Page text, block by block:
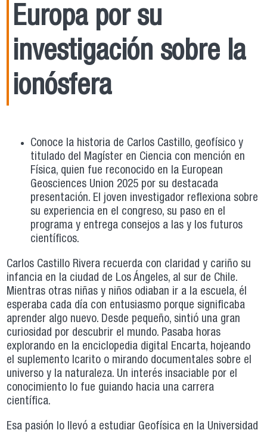
Europa por su
investigación sobre la
ionósfera
Conoce la historia de Carlos Castillo, geofísico y
titulado del Magíster en Ciencia con mención en
Física, quien fue reconocido en la European
Geosciences Union 2025 por su destacada
presentación. El joven investigador reflexiona sobre
su experiencia en el congreso, su paso en el
programa y entrega consejos a las y los futuros
científicos.
Carlos Castillo Rivera recuerda con claridad y cariño su
infancia en la ciudad de Los Ángeles, al sur de Chile.
Mientras otras niñas y niños odiaban ir a la escuela, él
esperaba cada día con entusiasmo porque significaba
aprender algo nuevo. Desde pequeño, sintió una gran
curiosidad por descubrir el mundo. Pasaba horas
explorando en la enciclopedia digital Encarta, hojeando
el suplemento Icarito o mirando documentales sobre el
universo y la naturaleza. Un interés insaciable por el
conocimiento lo fue guiando hacia una carrera
científica.
Esa pasión lo llevó a estudiar Geofísica en la Universidad